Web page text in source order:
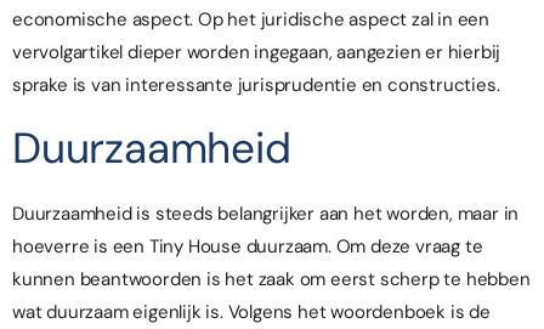
economische aspect. Op het juridische aspect zal in een
vervolgartikel dieper worden ingegaan, aangezien er hierbij
sprake is van interessante jurisprudentie en constructies.
Duurzaamheid
Duurzaamheid is steeds belangrijker aan het worden, maar in
hoeverre is een Tiny House duurzaam. Om deze vraag te
kunnen beantwoorden is het zaak om eerst scherp te hebben
wat duurzaam eigenlijk is. Volgens het woordenboek is de